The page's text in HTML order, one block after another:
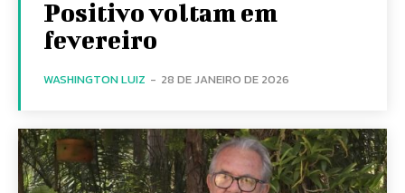
Positivo voltam em
fevereiro
WASHINGTON LUIZ - 28 DE JANEIRO DE 2026